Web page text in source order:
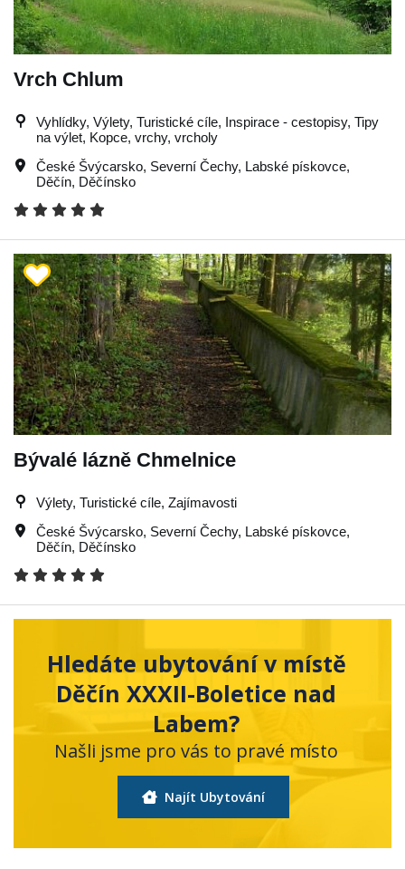
Vrch Chlum
Vyhlídky, Výlety, Turistické cíle, Inspirace - cestopisy, Tipy
na výlet, Kopce, vrchy, vrcholy
České Švýcarsko, Severní Čechy, Labské pískovce,
Děčín, Děčínsko
Bývalé lázně Chmelnice
Výlety, Turistické cíle, Zajímavosti
České Švýcarsko, Severní Čechy, Labské pískovce,
Děčín, Děčínsko
Hledáte ubytování v místě
Děčín XXXII-Boletice nad
Labem?
Našli jsme pro vás to pravé místo
Najít Ubytování